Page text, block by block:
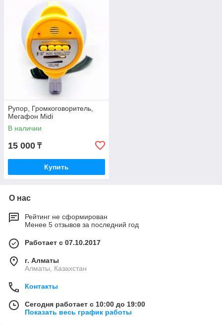
Рупор, Громкоговоритель,
Мегафон Midi
В наличии
15 000 ₸
Купить
О нас
Рейтинг не сформирован
Менее 5 отзывов за последний год
Работает с 07.10.2017
г. Алматы
Алматы, Казахстан
Контакты
Сегодня работает с 10:00 до 19:00
Показать весь график работы